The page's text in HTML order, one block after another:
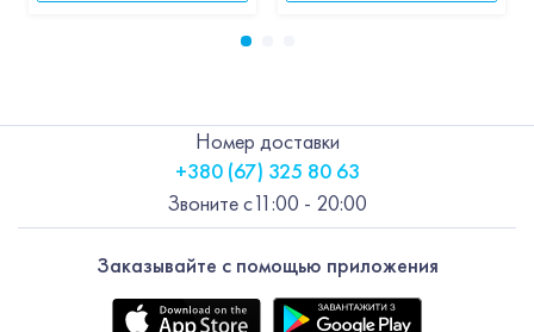
Заказывайте с помощью приложения
Номер доставки
+380 (67) 325 80 63
Звоните с11:00 - 20:00